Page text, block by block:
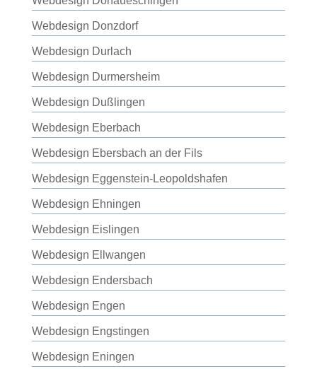
Webdesign Donzdorf
Webdesign Durlach
Webdesign Durmersheim
Webdesign Dußlingen
Webdesign Eberbach
Webdesign Ebersbach an der Fils
Webdesign Eggenstein-Leopoldshafen
Webdesign Ehningen
Webdesign Eislingen
Webdesign Ellwangen
Webdesign Endersbach
Webdesign Engen
Webdesign Engstingen
Webdesign Eningen